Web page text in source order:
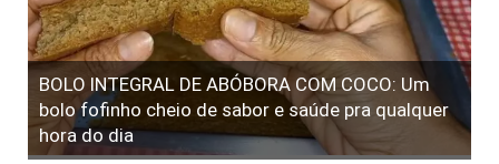
BOLO INTEGRAL DE ABÓBORA COM COCO: Um
bolo fofinho cheio de sabor e saúde pra qualquer
hora do dia